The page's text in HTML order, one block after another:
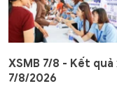
XSMB 7/8 - Kết
7/8/2026